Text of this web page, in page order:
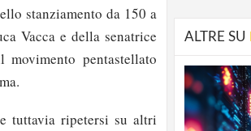
stanziamento da 150 a
Vacca e della senatrice
pentastellato
tuttavia ripetersi su altri
ALTRE SU